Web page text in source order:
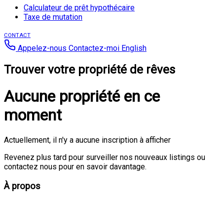
Calculateur de prêt hypothécaire
Taxe de mutation
CONTACT
Appelez-nous Contactez-moi English
Trouver votre propriété de rêves
Aucune propriété en ce
moment
Actuellement, il n'y a aucune inscription à afficher
Revenez plus tard pour surveiller nos nouveaux listings ou
contactez nous pour en savoir davantage.
À propos